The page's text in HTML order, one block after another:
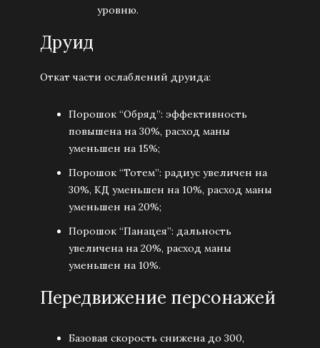
уровню.
Друид
Откат части ослаблений друида:
Порошок “Обряд”: эффективность
повышена на 30%, расход маны
уменьшен на 15%;
Порошок “Тотем”: радиус увеличен на
30%, КД уменьшен на 10%, расход маны
уменьшен на 20%;
Порошок “Панацея”: дальность
увеличена на 20%, расход маны
уменьшен на 10%.
Передвижение персонажей
Базовая скорость снижена до 300,